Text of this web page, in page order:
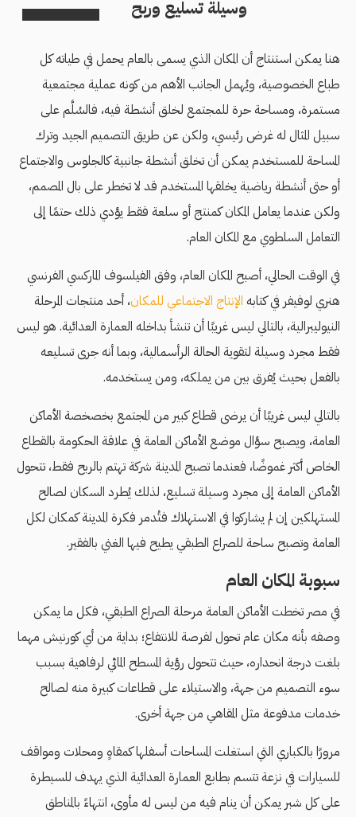
وسيلة تسليع وربح
هنا يمكن استنتاج أن المكان الذي يسمى بالعام يحمل في طياته كل
طباع الخصوصية، ويُهمل الجانب الأهم من كونه عملية مجتمعية
مستمرة، ومساحة حرة للمجتمع لخلق أنشطة فيه، فالسُلَّم على
سبيل المثال له غرض رئيسي، ولكن عن طريق التصميم الجيد وترك
المساحة للمستخدم يمكن أن تخلق أنشطة جانبية كالجلوس والاجتماع
أو حتى أنشطة رياضية يخلقها المستخدم قد لا تخطر على بال المصمم،
ولكن عندما يعامل المكان كمنتج أو سلعة فقط يؤدي ذلك حتمًا إلى
التعامل السلطوي مع المكان العام.
في الوقت الحالي، أصبح المكان العام، وفق الفيلسوف الماركسي الفرنسي
هنري لوفيفر في كتابه الإنتاج الاجتماعي للمكان، أحد منتجات المرحلة
النيوليبرالية، بالتالي ليس غريبًا أن تنشأ بداخله العمارة العدائية. هو ليس
فقط مجرد وسيلة لتقوية الحالة الرأسمالية، وبما أنه جرى تسليعه
بالفعل بحيث يُفرق بين من يملكه، ومن يستخدمه.
بالتالي ليس غريبًا أن يرضى قطاع كبير من المجتمع بخصخصة الأماكن
العامة، ويصبح سؤال موضع الأماكن العامة في علاقة الحكومة بالقطاع
الخاص أكثر غموضًا، فعندما تصبح المدينة شركة تهتم بالربح فقط، تتحول
الأماكن العامة إلى مجرد وسيلة تسليع، لذلك يُطرد السكان لصالح
المستهلكين إن لم يشاركوا في الاستهلاك فتُدمر فكرة المدينة كمكان لكل
العامة وتصبح ساحة للصراع الطبقي يطيح فيها الغني بالفقير.
سبوبة المكان العام
في مصر تخطت الأماكن العامة مرحلة الصراع الطبقي، فكل ما يمكن
وصفه بأنه مكان عام تحول لفرصة للانتفاع؛ بداية من أي كورنيش مهما
بلغت درجة انحداره، حيث تتحول رؤية المسطح المائي لرفاهية بسبب
سوء التصميم من جهة، والاستيلاء على قطاعات كبيرة منه لصالح
خدمات مدفوعة مثل المقاهي من جهة أخرى.
مرورًا بالكباري التي استغلت المساحات أسفلها كمقاهٍ ومحلات ومواقف
للسيارات في نزعة تتسم بطابع العمارة العدائية الذي يهدف للسيطرة
على كل شبر يمكن أن ينام فيه من ليس له مأوى، انتهاءً بالمناطق